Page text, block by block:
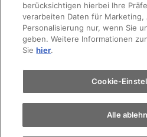
© 2025 Copyright
berücksichtigen hierbei Ihre
verarbeiten Daten für Marketing,
Personalisierung nur, wenn Sie
geben. Weitere Informationen
Siehier.
Cookie-
Alle